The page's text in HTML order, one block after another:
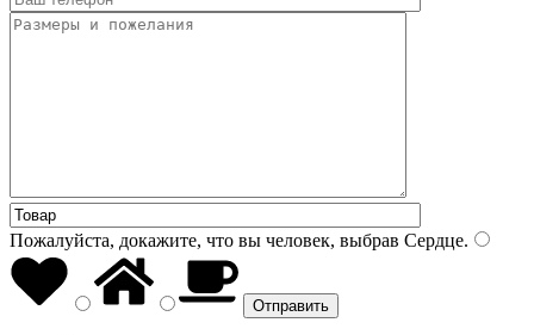
Пожалуйста, докажите, что вы человек, выбрав Сердце.